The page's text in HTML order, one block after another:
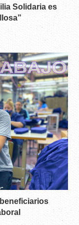
Solidaria es